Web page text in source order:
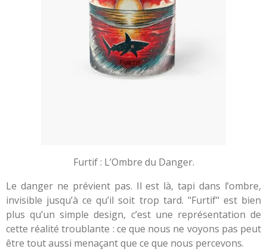
Furtif : L’Ombre du Danger.
Le danger ne prévient pas. Il est là, tapi dans l’ombre,
invisible jusqu’à ce qu’il soit trop tard. "Furtif" est bien
plus qu’un simple design, c’est une représentation de
cette réalité troublante : ce que nous ne voyons pas peut
être tout aussi menaçant que ce que nous percevons.